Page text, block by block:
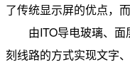
了传统显示屏的优点，
由ITO导电玻璃、面
刻线路的方式实现文字